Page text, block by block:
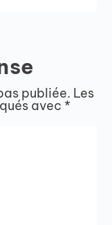
publiée. Les
avec *